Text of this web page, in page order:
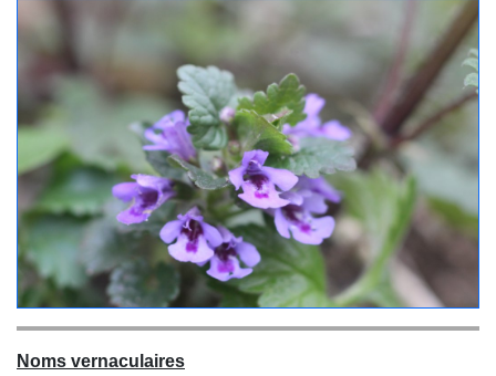
Noms vernaculaires